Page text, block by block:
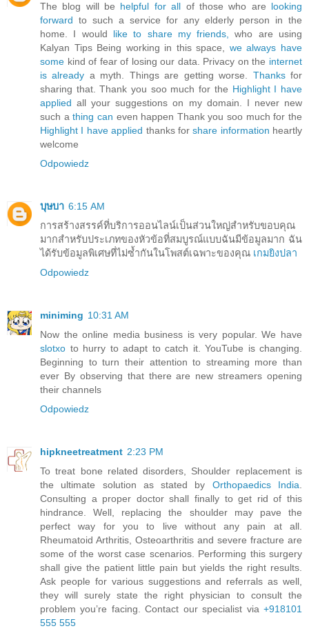
The blog will be helpful for all of those who are looking
forward to such a service for any elderly person in the
home. I would like to share my friends,who are using
Kalyan Tips Being working in this space, we always have
some kind of fear of losing our data. Privacy on the internet
is already a myth. Things are getting worse. Thanksfor
sharing that. Thank you soo much for the Highlight I have
applied all your suggestions on my domain. I never new
such athing can even happen Thank you soo much for the
Highlight I have applied thanks forshare information heartly
welcome
Odpowiedz
บุษบา 6:15 AM
การสร้างสรรค์ที่บริการออนไลน์เป็นส่วนใหญ่สำหรับขอบคุณ
มากสำหรับประเภทของหัวข้อที่สมบูรณ์แบบฉันมีข้อมูลมาก ฉัน
ได้รับข้อมูลพิเศษที่ไม่ซ้ำกันในโพสต์เฉพาะของคุณ เกมยิงปลา
Odpowiedz
miniming 10:31 AM
Now the online media business is very popular. We have
slotxo to hurry to adapt to catch it. YouTube is changing.
Beginning to turn their attention to streaming more than
ever By observing that there are new streamers opening
their channels
Odpowiedz
hipkneetreatment 2:23 PM
To treat bone related disorders, Shoulder replacement is
the ultimate solution as stated by Orthopaedics India.
Consulting a proper doctor shall finally to get rid of this
hindrance. Well, replacing the shoulder may pave the
perfect way for you to live without any pain at all.
Rheumatoid Arthritis, Osteoarthritis and severe fracture are
some of the worst case scenarios. Performing this surgery
shall give the patient little pain but yields the right results.
Ask people for various suggestions and referrals as well,
they will surely state the right physician to consult the
problem you’re facing. Contact our specialist via +918101
555 555